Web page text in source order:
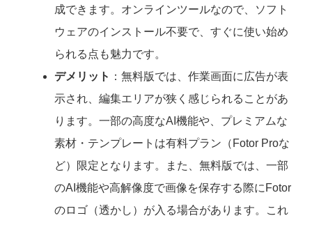
成できます。オンラインツールなので、ソフト
ウェアのインストール不要で、すぐに使い始め
られる点も魅力です。
デメリット ：無料版では、作業画面に広告が表
示され、編集エリアが狭く感じられることがあ
ります。一部の高度なAI機能や、プレミアムな
素材・テンプレートは有料プラン（Fotor Proな
ど）限定となります。また、無料版では、一部
のAI機能や高解像度で画像を保存する際にFotor
のロゴ（透かし）が入る場合があります。これ